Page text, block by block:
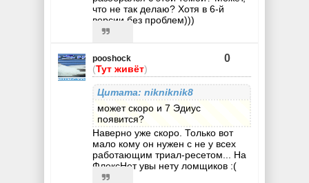
что не так делаю? Хотя в 6-й
версии без проблем)))
pooshock
(Тут живёт)
0
Цитата: nikniknik8
может скоро и 7 Эдиус
появится?
Наверно уже скоро. Только вот
мало кому он нужен с не у всех
работающим триал-ресетом... На
ФлексНет увы нету ломщиков :(